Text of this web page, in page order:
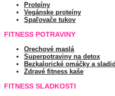
Proteíny
Vegánske proteíny
Spaľovače tukov
FITNESS POTRAVINY
Orechové maslá
Superpotraviny na detox
Bezkalorické omáčky a
Zdravé fitness kaše
FITNESS SLADKOSTI